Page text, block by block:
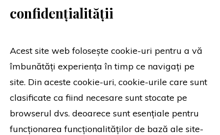
confidențialității
Acest site web folosește cookie-uri pentru a vă
îmbunătăți experiența în timp ce navigați pe
site. Din aceste cookie-uri, cookie-urile care sunt
clasificate ca fiind necesare sunt stocate pe
browserul dvs. deoarece sunt esențiale pentru
funcționarea funcționalităților de bază ale site-